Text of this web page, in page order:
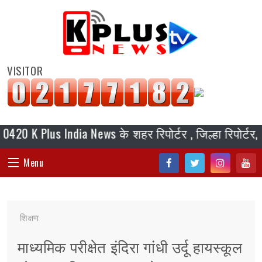
VISITOR
Plus India News के शहर रिपोर्टर , जिल्हा रिपोर्टर,
Menu
संपादकीय
जॉब/ नोकरी
शिक्षण
माध्यमिक परीक्षेत इंदिरा गांधी उर्दू हायस्कूल